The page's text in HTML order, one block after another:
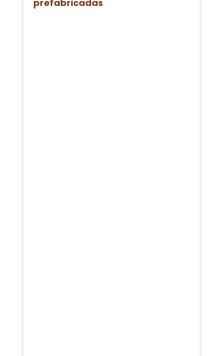
prefabricadas